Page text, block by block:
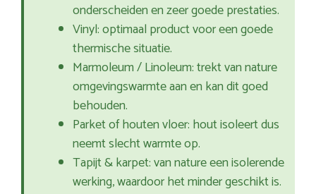
onderscheiden en zeer goede prestaties.
Vinyl: optimaal product voor een goede
thermische situatie.
Marmoleum / Linoleum: trekt van nature
omgevingswarmte aan en kan dit goed
behouden.
Parket of houten vloer: hout isoleert dus
neemt slecht warmte op.
Tapijt & karpet: van nature een isolerende
werking, waardoor het minder geschikt is.